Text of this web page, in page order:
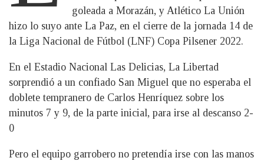
goleada a Morazán, y Atlético La Unión
hizo lo suyo ante La Paz, en el cierre de la jornada 14 de
la Liga Nacional de Fútbol (LNF) Copa Pilsener 2022.
En el Estadio Nacional Las Delicias, La Libertad
sorprendió a un confiado San Miguel que no esperaba el
doblete tempranero de Carlos Henríquez sobre los
minutos 7 y 9, de la parte inicial, para irse al descanso 2-
0
Pero el equipo garrobero no pretendía irse con las manos